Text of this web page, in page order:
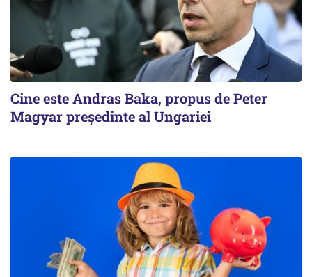
Cine este Andras Baka, propus de Peter
Magyar președinte al Ungariei